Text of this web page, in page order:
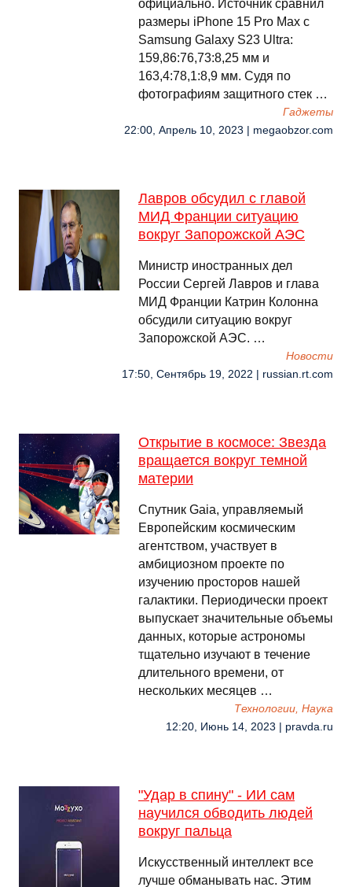
официально. Источник сравнил
размеры iPhone 15 Pro Max с
Samsung Galaxy S23 Ultra:
159,86:76,73:8,25 мм и
163,4:78,1:8,9 мм. Судя по
фотографиям защитного стек …
Гаджеты
22:00, Апрель 10, 2023 | megaobzor.com
Лавров обсудил с главой
МИД Франции ситуацию
вокруг Запорожской АЭС
Министр иностранных дел
России Сергей Лавров и глава
МИД Франции Катрин Колонна
обсудили ситуацию вокруг
Запорожской АЭС. …
Новости
17:50, Сентябрь 19, 2022 | russian.rt.com
Открытие в космосе: Звезда
вращается вокруг темной
материи
Спутник Gaia, управляемый
Европейским космическим
агентством, участвует в
амбициозном проекте по
изучению просторов нашей
галактики. Периодически проект
выпускает значительные объемы
данных, которые астрономы
тщательно изучают в течение
длительного времени, от
нескольких месяцев …
Технологии, Наука
12:20, Июнь 14, 2023 | pravda.ru
"Удар в спину" - ИИ сам
научился обводить людей
вокруг пальца
Искусственный интеллект все
лучше обманывать нас. Этим